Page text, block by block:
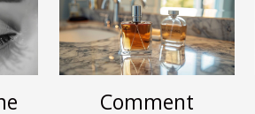
Comment